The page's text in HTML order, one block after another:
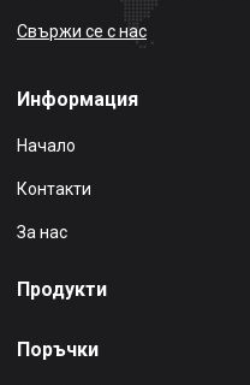
Свържи се с нас
Информация
Начало
Контакти
За нас
Продукти
Поръчки